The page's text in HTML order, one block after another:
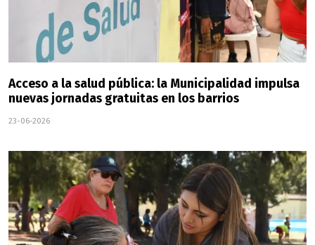
Acceso a la salud pública: la Municipalidad impulsa
nuevas jornadas gratuitas en los barrios
23-06-2026